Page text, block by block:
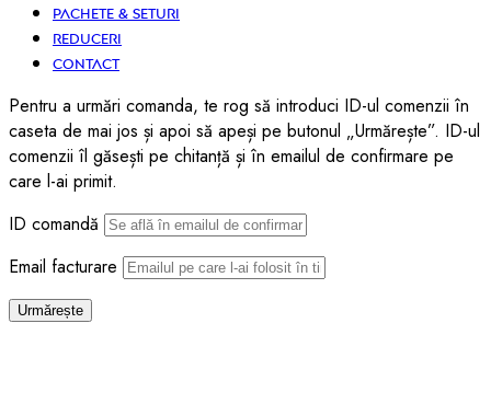
PACHETE & SETURI
REDUCERI
CONTACT
Pentru a urmări comanda, te rog să introduci ID-ul comenzii în
caseta de mai jos și apoi să apeși pe butonul „Urmărește”. ID-ul
comenzii îl găsești pe chitanță și în emailul de confirmare pe
care l-ai primit.
ID comandă
Email facturare
Urmărește